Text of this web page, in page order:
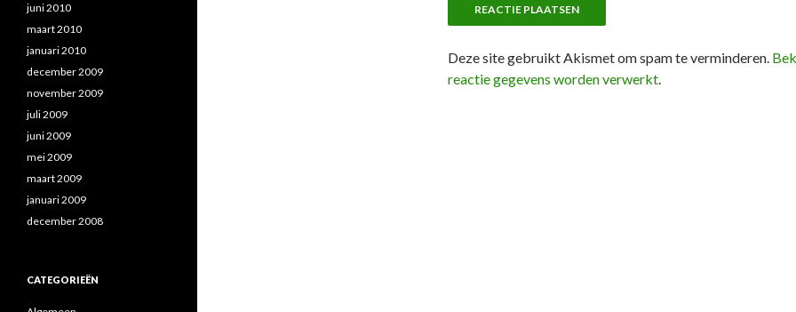
Deze site gebruikt Akismet om spam te verminderen.
reactie gegevens worden verwerkt.
juni 2010
maart 2010
januari 2010
december 2009
november 2009
juli 2009
juni 2009
mei 2009
maart 2009
januari 2009
december 2008
CATEGORIEËN